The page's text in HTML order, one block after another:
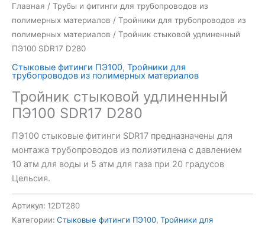
Главная / Трубы и фитинги для трубопроводов из
полимерных материалов / Тройники для трубопроводов из
полимерных материалов / Тройник стыковой удлиненный
ПЭ100 SDR17 D280
Стыковые фитинги ПЭ100, Тройники для
трубопроводов из полимерных материалов
Тройник стыковой удлиненный
ПЭ100 SDR17 D280
ПЭ100 стыковые фитинги SDR17 предназначены для
монтажа трубопроводов из полиэтилена с давлением
10 атм для воды и 5 атм для газа при 20 градусов
Цельсия.
Артикул: 12DT280
Категории: Стыковые фитинги ПЭ100, Тройники для